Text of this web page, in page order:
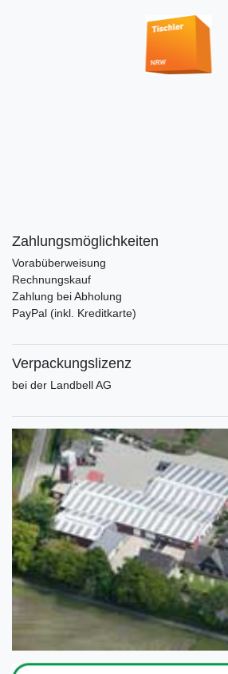
Zahlungsmöglichkeiten
Vorabüberweisung
Rechnungskauf
Zahlung bei Abholung
PayPal (inkl. Kreditkarte)
Verpackungslizenz
bei der Landbell AG